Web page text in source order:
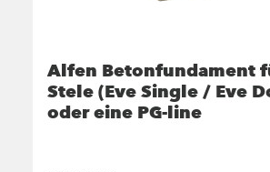
Alfen Betonfundament
Stele (Eve Single / Eve
oder eine PG-line